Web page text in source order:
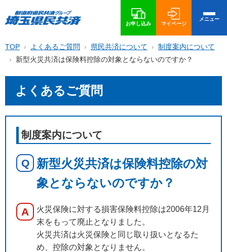
お申し込み マイページ
メニュー
TOP よくあるご質問 県民共済について
制度案内について
新型火災共済は保険料控除の対象とならないのですか？
よくあるご質問
制度案内について
Q
新型火災共済は保険料控除の対
象とならないのですか？
A
火災保険に対する損害保険料控除は2006年12月
末をもって廃止となりました。
火災共済は火災保険と同じ取り扱いとなるた
め、控除の対象となりません。